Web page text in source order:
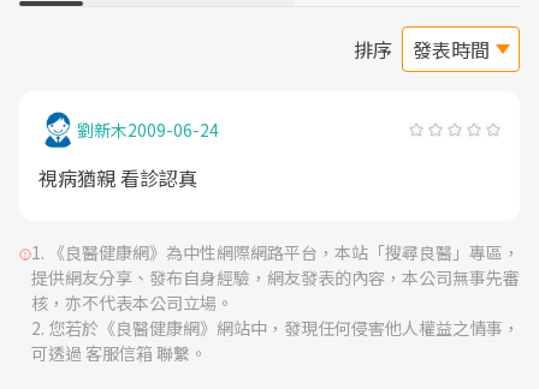
排序
劉新木2009-06-24
視病猶親 看診認真
《良醫健康網》為中性網際網路平台，本站「搜尋良醫」專區，
提供網友分享、發布自身經驗，網友發表的內容，本公司無事先審
核，亦不代表本公司立場。
您若於《良醫健康網》網站中，發現任何侵害他人權益之情事，
可透過 客服信箱 聯繫。